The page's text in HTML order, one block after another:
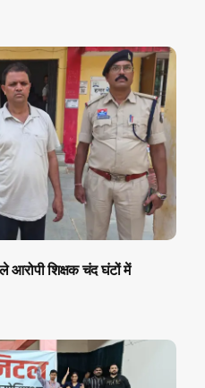
शिक्षक चंद घंटों में